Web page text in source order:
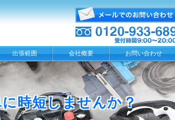
出張範囲 会社概要 お問い合わせ
時短しませんか？